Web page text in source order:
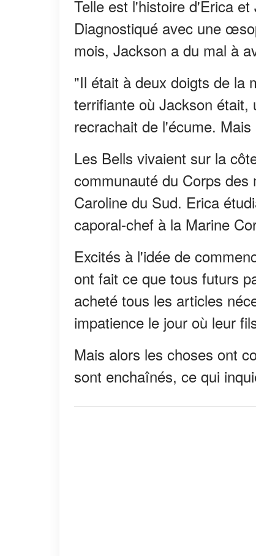
Telle est l'histoire d'Erica
Diagnostiqué avec une
mois, Jackson a du mal à
"Il était à deux doigts de la
terrifiante où Jackson
recrachait de l'écume.
Les Bells vivaient sur la
communauté du Corps
Caroline du Sud. Erica
caporal-chef à la Marine
Excités à l'idée de
ont fait ce que tous futurs
acheté tous les articles
impatience le jour où leur
Mais alors les choses ont
sont enchaînés, ce qui